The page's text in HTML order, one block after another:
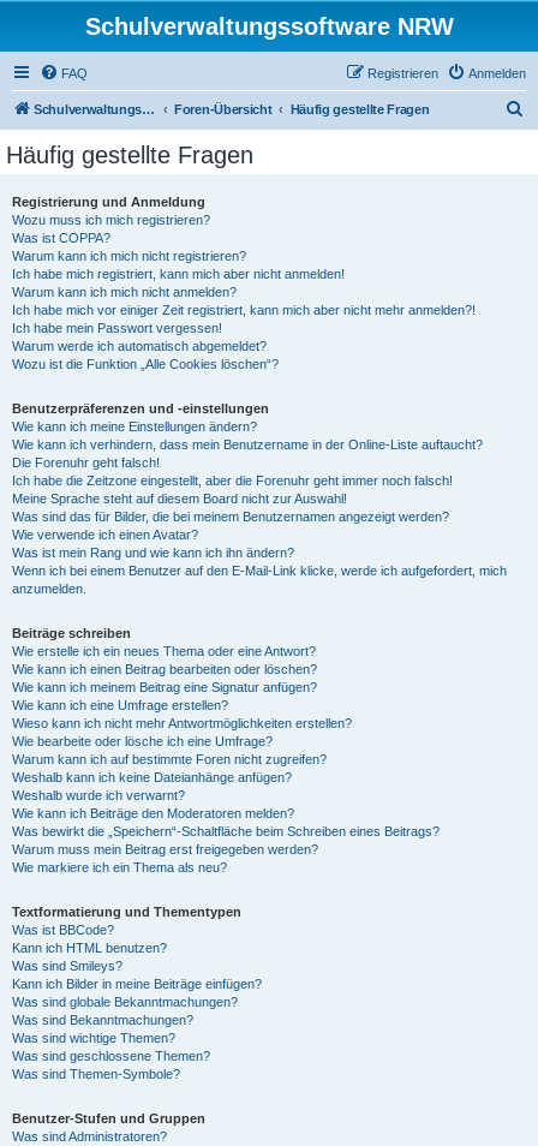
Schulverwaltungssoftware NRW
FAQ Anmelden
Registrieren
Schulverwaltungssoftware NRW Foren-Übersicht Häufig gestellte Fragen
Häufig gestellte Fragen
Registrierung und Anmeldung
Wozu muss ich mich registrieren?
Was ist COPPA?
Warum kann ich mich nicht registrieren?
Ich habe mich registriert, kann mich aber nicht anmelden!
Warum kann ich mich nicht anmelden?
Ich habe mich vor einiger Zeit registriert, kann mich aber nicht mehr anmelden?!
Ich habe mein Passwort vergessen!
Warum werde ich automatisch abgemeldet?
Wozu ist die Funktion „Alle Cookies löschen“?
Benutzerpräferenzen und -einstellungen
Wie kann ich meine Einstellungen ändern?
Wie kann ich verhindern, dass mein Benutzername in der Online-Liste auftaucht?
Die Forenuhr geht falsch!
Ich habe die Zeitzone eingestellt, aber die Forenuhr geht immer noch falsch!
Meine Sprache steht auf diesem Board nicht zur Auswahl!
Was sind das für Bilder, die bei meinem Benutzernamen angezeigt werden?
Wie verwende ich einen Avatar?
Was ist mein Rang und wie kann ich ihn ändern?
Wenn ich bei einem Benutzer auf den E-Mail-Link klicke, werde ich aufgefordert, mich
anzumelden.
Beiträge schreiben
Wie erstelle ich ein neues Thema oder eine Antwort?
Wie kann ich einen Beitrag bearbeiten oder löschen?
Wie kann ich meinem Beitrag eine Signatur anfügen?
Wie kann ich eine Umfrage erstellen?
Wieso kann ich nicht mehr Antwortmöglichkeiten erstellen?
Wie bearbeite oder lösche ich eine Umfrage?
Warum kann ich auf bestimmte Foren nicht zugreifen?
Weshalb kann ich keine Dateianhänge anfügen?
Weshalb wurde ich verwarnt?
Wie kann ich Beiträge den Moderatoren melden?
Was bewirkt die „Speichern“-Schaltfläche beim Schreiben eines Beitrags?
Warum muss mein Beitrag erst freigegeben werden?
Wie markiere ich ein Thema als neu?
Textformatierung und Thementypen
Was ist BBCode?
Kann ich HTML benutzen?
Was sind Smileys?
Kann ich Bilder in meine Beiträge einfügen?
Was sind globale Bekanntmachungen?
Was sind Bekanntmachungen?
Was sind wichtige Themen?
Was sind geschlossene Themen?
Was sind Themen-Symbole?
Benutzer-Stufen und Gruppen
Was sind Administratoren?